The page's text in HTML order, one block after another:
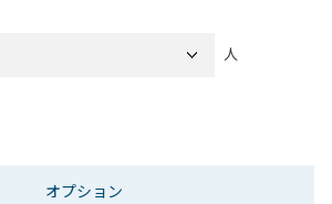
人
オプション